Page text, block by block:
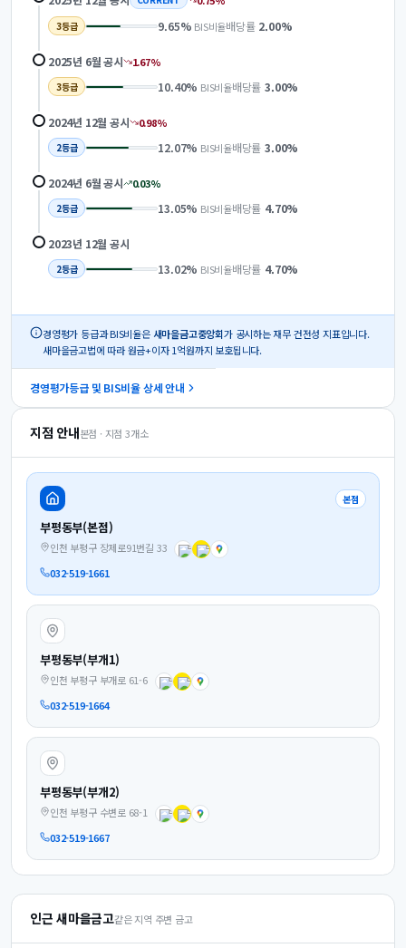
3등급 9.65% BIS비율배당률 2.00%
2025년 6월공시 1.67%
3등급 10.40% BIS비율배당률 3.00%
2024년 12월 공시 0.98%
2등급 12.07% BIS비율배당률 3.00%
2024년 6월공시 0.03%
2등급 13.05% BIS비율배당률 4.70%
2023년 12월 공시
2등급 13.02% BIS비율배당률 4.70%
경영평가 등급과 BIS비율은 새마을금고중앙회가 공시하는 재무 건전성 지표입니다.
새마을금고법에 따라 원금+이자 1억원까지 보호됩니다.
경영평가등급 및 BIS비율 상세 안내
지점 안내본점 · 지점 3개소
본점
부평동부(본점)
인천 부평구 장제로91번길 33
032-519-1661
부평동부(부개1)
인천 부평구 부개로 61-6
032-519-1664
부평동부(부개2)
인천 부평구 수변로 68-1
032-519-1667
인근 새마을금고같은 지역 주변 금고